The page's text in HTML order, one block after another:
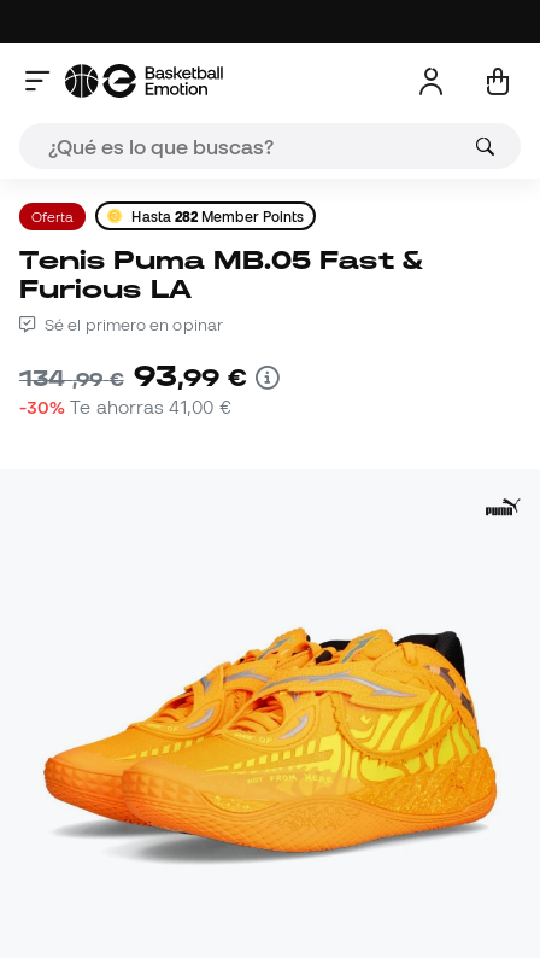
Oferta Hasta 282 Member Points
Tenis Puma MB.05 Fast &
Furious LA
Sé el primero en opinar
134,99 € 93,99 €
-30% Te ahorras41,00 €